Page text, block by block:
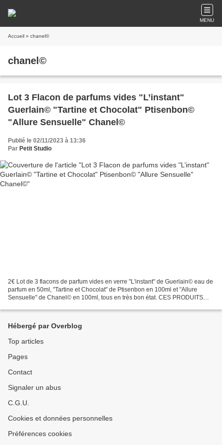
MENU
Accueil » chanel©
chanel©
Lot 3 Flacon de parfums vides "L’instant"
Guerlain© "Tartine et Chocolat" Ptisenbon©
"Allure Sensuelle" Chanel©
Publié le 02/11/2023 à 13:36
Par Petit Studio
2€ Lot de 3 flacons de parfum vides en verre "L'instant" de Guerlain© eau de
parfum en 50ml, "Tartine et Chocolat" de Ptisenbon en 100ml et "Allure
Sensuelle" de Chanel© en 100ml, tous en très bon état. CES PRODUITS
Hébergé par Overblog
Top articles
Pages
Contact
Signaler un abus
C.G.U.
Cookies et données personnelles
Préférences cookies